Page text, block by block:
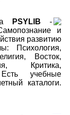
PSYLIB -
и
развитию
Психология,
Восток,
Критика,
учебные
каталоги.